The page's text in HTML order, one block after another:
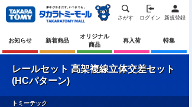
さがす ログイン 新規登録
お知らせ 新着商品
オリジナル
商品
再入荷 特集
レールセット 高架複線立体交差セット
(HCパターン)
トミーテック